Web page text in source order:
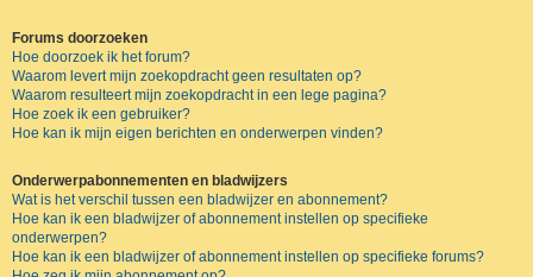
Forums doorzoeken
Hoe doorzoek ik het forum?
Waarom levert mijn zoekopdracht geen resultaten op?
Waarom resulteert mijn zoekopdracht in een lege pagina?
Hoe zoek ik een gebruiker?
Hoe kan ik mijn eigen berichten en onderwerpen vinden?
Onderwerpabonnementen en bladwijzers
Wat is het verschil tussen een bladwijzer en abonnement?
Hoe kan ik een bladwijzer of abonnement instellen op specifieke
onderwerpen?
Hoe kan ik een bladwijzer of abonnement instellen op specifieke forums?